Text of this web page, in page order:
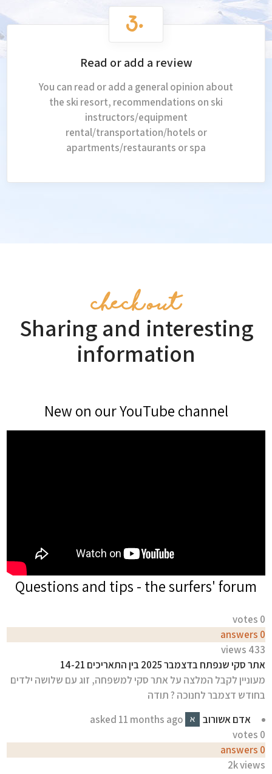
Read or add a review
You can read or add a general opinion about
the ski resort, recommendations on ski
instructors/equipment
rental/transportation/hotels or
apartments/restaurants or spa
check out
Sharing and interesting
information
New on our YouTube channel
Questions and tips - the surfers' forum
0
0
433
אתר סקי שנפתח בדצמבר 2025 בין התאריכים 14-21
מעוניין לקבל המלצה על אתר סקי למשפחה, זוג עם שלושה ילדים
בחודש דצמבר לחנוכה ? תודה
אדם אשורוב
11 months ago
0
0
2kviews